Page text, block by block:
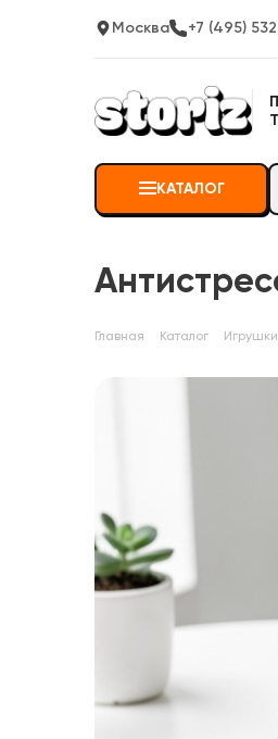
Москва +7 (495)
КАТАЛОГ
Главная Каталог Игрушки